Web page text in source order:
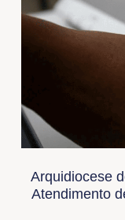
Arquidiocese
Atendimento